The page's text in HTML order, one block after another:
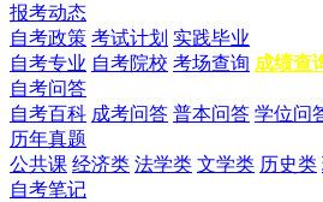
报考动态
自考政策 考试计划 实践毕业
自考专业 自考院校 考场查询 成绩查
自考问答
自考百科 成考问答 普本问答 学位问
历年真题
公共课 经济类 法学类 文学类 历史类
自考笔记